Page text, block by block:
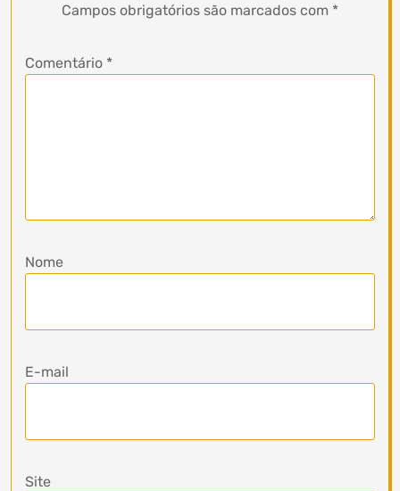
Campos obrigatórios são marcados com *
Comentário *
Nome
E-mail
Site